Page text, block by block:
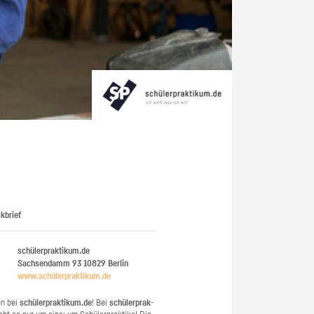
schülerpraktikum.de
Sachsendamm 93 10829 Berlin
www.​schüler​prak​tiku​m.​de
beischü­ler­prak­ti­kum.de! Beischü­ler­prak­